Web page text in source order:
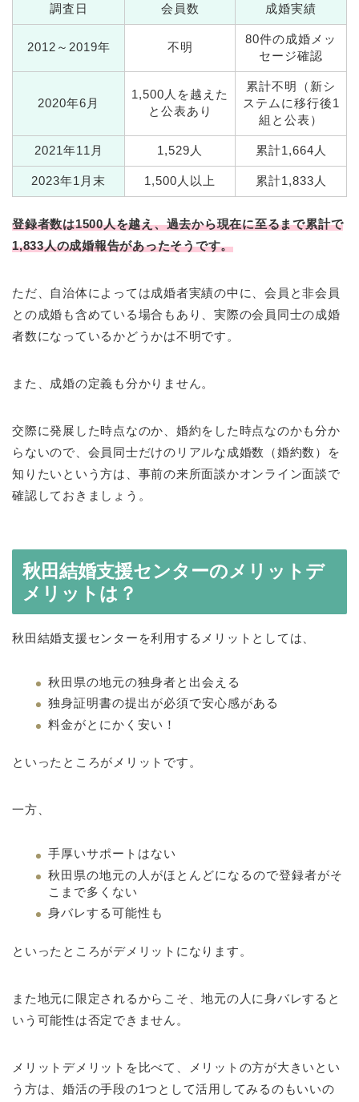
調査日 会員数 成婚実績
2012～2019年 不明
80件の成婚メッ
セージ確認
2020年6月
1,500人を越えた
と公表あり
累計不明（新シ
ステムに移行後1
組と公表）
2021年11月 1,529人 累計1,664人
2023年1月末 1,500人以上 累計1,833人
登録者数は1500人を越え、過去から現在に至るまで累計で
1,833人の成婚報告があったそうです。
ただ、自治体によっては成婚者実績の中に、会員と非会員
との成婚も含めている場合もあり、実際の会員同士の成婚
者数になっているかどうかは不明です。
また、成婚の定義も分かりません。
交際に発展した時点なのか、婚約をした時点なのかも分か
らないので、会員同士だけのリアルな成婚数（婚約数）を
知りたいという方は、事前の来所面談かオンライン面談で
確認しておきましょう。
秋田結婚支援センターのメリットデ
メリットは？
秋田結婚支援センターを利用するメリットとしては、
秋田県の地元の独身者と出会える
独身証明書の提出が必須で安心感がある
料金がとにかく安い！
といったところがメリットです。
一方、
手厚いサポートはない
秋田県の地元の人がほとんどになるので登録者がそ
こまで多くない
身バレする可能性も
といったところがデメリットになります。
また地元に限定されるからこそ、地元の人に身バレすると
いう可能性は否定できません。
メリットデメリットを比べて、メリットの方が大きいとい
う方は、婚活の手段の1つとして活用してみるのもいいの